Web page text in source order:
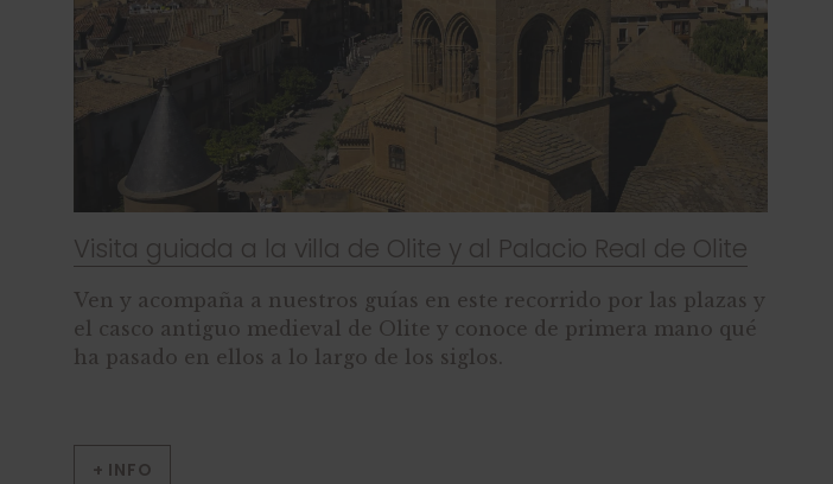
Visita guiada a la villa de Olite y al Palacio Real de Olite
Ven y acompaña a nuestros guías en este recorrido por las plazas y
el casco antiguo medieval de Olite y conoce de primera mano qué
ha pasado en ellos a lo largo de los siglos.
+ INFO